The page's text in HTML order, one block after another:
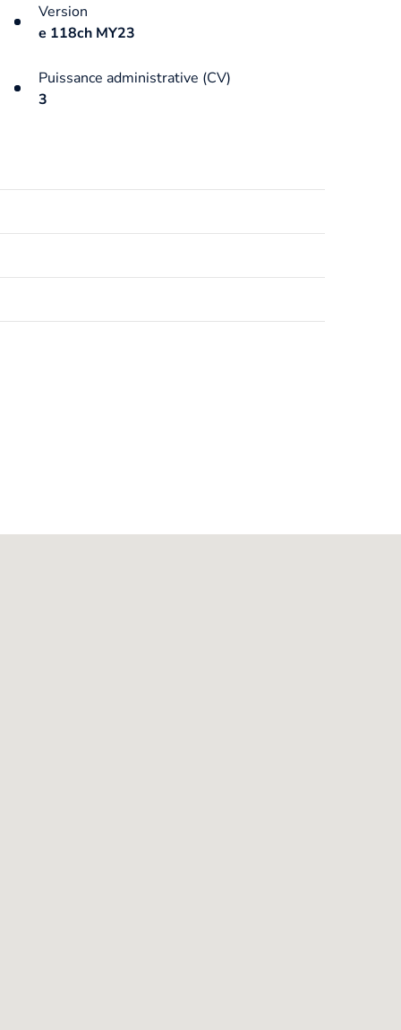
Version
e 118ch MY23
Puissance administrative (CV)
3